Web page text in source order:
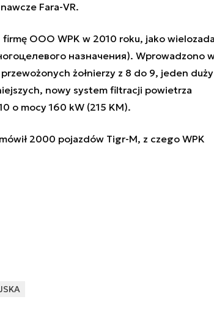
Fara-VR.
OOO WPK w 2010 roku, jako
назначения). Wprowadzono
żołnierzy z 8 do 9, jeden duży
nowy system filtracji powietrza
o mocy 160 kW (215 KM).
2000 pojazdów Tigr-M, z czego WPK